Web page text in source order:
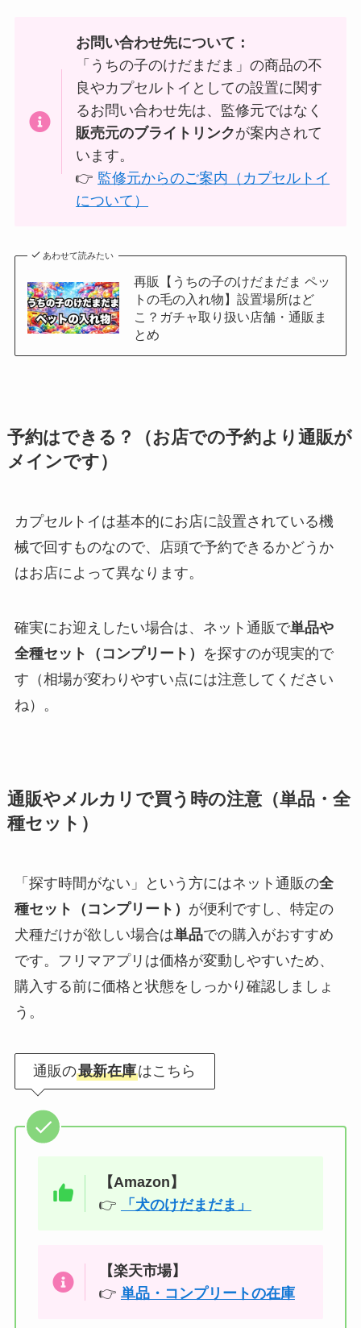
お問い合わせ先について：
「うちの子のけだまだま」の商品の不
良やカプセルトイとしての設置に関す
るお問い合わせ先は、監修元ではなく
販売元のブライトリンクが案内されて
います。
👉 監修元からのご案内（カプセルトイ
について）
あわせて読みたい
再販【うちの子のけだまだま ペッ
トの毛の入れ物】設置場所はど
こ？ガチャ取り扱い店舗・通販ま
とめ
予約はできる？（お店での予約より通販が
メインです）
カプセルトイは基本的にお店に設置されている機
械で回すものなので、店頭で予約できるかどうか
はお店によって異なります。
確実にお迎えしたい場合は、ネット通販で単品や
全種セット（コンプリート）
を探すのが現実的で
す（相場が変わりやすい点には注意してください
ね）。
通販やメルカリで買う時の注意（単品・全
種セット）
「探す時間がない」という方にはネット通販の全
種セット（コンプリート） が便利ですし、特定の
犬種だけが欲しい場合は単品での購入がおすすめ
です。フリマアプリは価格が変動しやすいため、
購入する前に価格と状態をしっかり確認しましょ
う。
通販の最新在庫はこちら
【Amazon】
👉
「犬のけだまだま」
【楽天市場】
👉 単品・コンプリートの在庫